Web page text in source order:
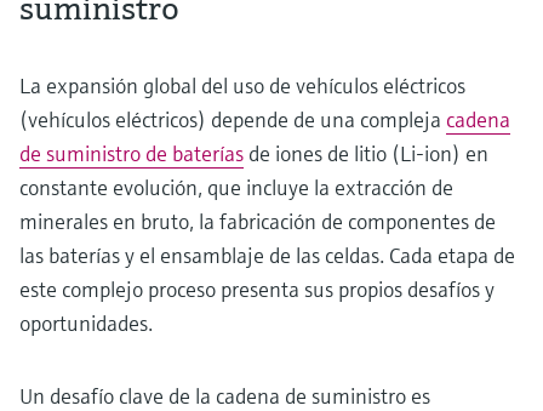
La expansión global del uso de vehículos eléctricos
(vehículos eléctricos) depende de una compleja cadena
de suministro de baterías de iones de litio (Li-ion) en
constante evolución, que incluye la extracción de
minerales en bruto, la fabricación de componentes de
las baterías y el ensamblaje de las celdas. Cada etapa de
este complejo proceso presenta sus propios desafíos y
oportunidades.
Un desafío clave de la cadena de suministro es